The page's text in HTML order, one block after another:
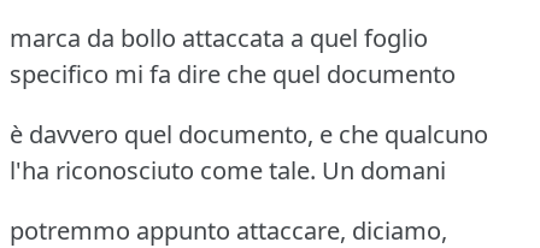
marca da bollo attaccata a quel foglio
specifico mi fa dire che quel documento
è davvero quel documento, e che qualcuno
l'ha riconosciuto come tale. Un domani
potremmo appunto attaccare, diciamo,